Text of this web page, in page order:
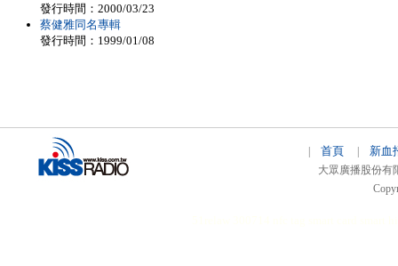
發行時間：2000/03/23
蔡健雅同名專輯
發行時間：1999/01/08
首頁 新血
大眾廣播股份有